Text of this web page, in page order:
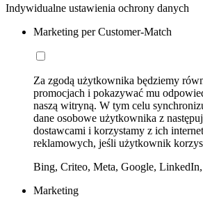
Indywidualne ustawienia ochrony danych
Marketing per Customer-Match
Za zgodą użytkownika będziemy
promocjach i pokazywać mu
naszą witryną. W tym celu
dane osobowe użytkownika z
dostawcami i korzystamy z ich
reklamowych, jeśli użytkownik
Bing, Criteo, Meta, Google,
Marketing